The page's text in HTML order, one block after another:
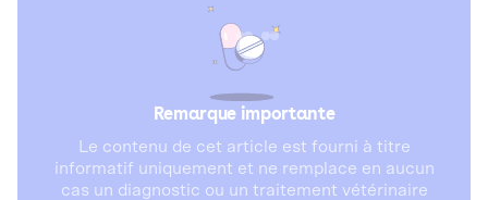
Remarque importante
Le contenu de cet article est fourni à titre
informatif uniquement et ne remplace en aucun
cas un diagnostic ou un traitement vétérinaire